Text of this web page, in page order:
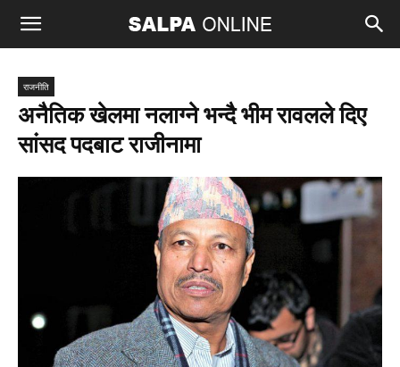
राजनीति
अनैतिक खेलमा नलाग्ने भन्दै भीम रावलले दिए
सांसद पदबाट राजीनामा